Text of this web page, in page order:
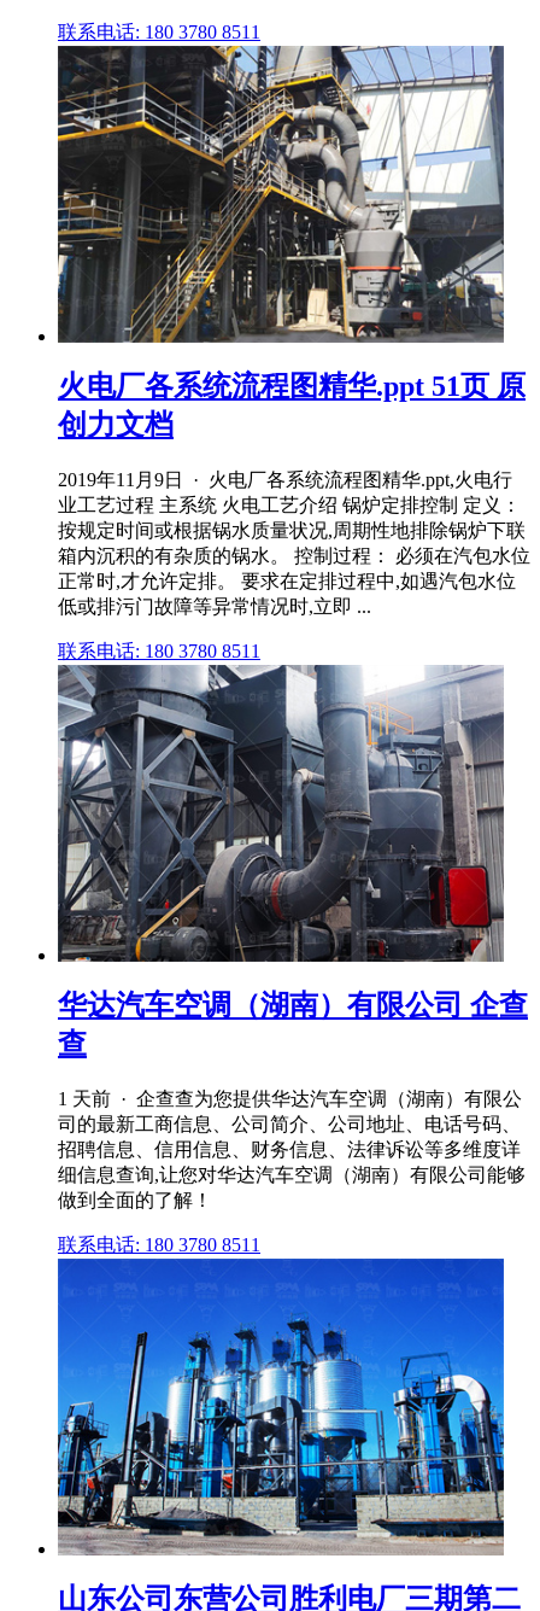
联系电话: 180 3780 8511
火电厂各系统流程图精华.ppt 51页 原
创力文档
2019年11月9日 · 火电厂各系统流程图精华.ppt,火电行
业工艺过程 主系统 火电工艺介绍 锅炉定排控制 定义：
按规定时间或根据锅水质量状况,周期性地排除锅炉下联
箱内沉积的有杂质的锅水。 控制过程： 必须在汽包水位
正常时,才允许定排。 要求在定排过程中,如遇汽包水位
低或排污门故障等异常情况时,立即 ...
联系电话: 180 3780 8511
华达汽车空调（湖南）有限公司 企查
查
1 天前 · 企查查为您提供华达汽车空调（湖南）有限公
司的最新工商信息、公司简介、公司地址、电话号码、
招聘信息、信用信息、财务信息、法律诉讼等多维度详
细信息查询,让您对华达汽车空调（湖南）有限公司能够
做到全面的了解！
联系电话: 180 3780 8511
山东公司东营公司胜利电厂三期第二